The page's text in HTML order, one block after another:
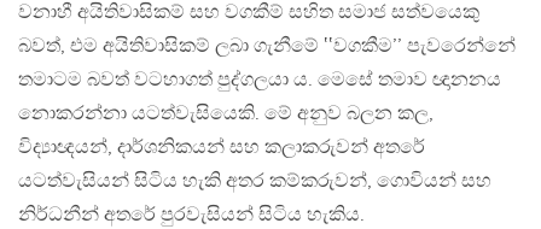
වනාහී අයිතිවාසිකම් සහ වගකීම් සහිත සමාජ සත්වයෙකු
බවත්, එම අයිතිවාසිකම් ලබා ගැනීමේ ‛‛වගකීම’’ පැවරෙන්නේ
තමාටම බවත් වටහාගත් පුද්ගලයා ය. මෙසේ තමාව ඥානනය
නොකරන්නා යටත්වැසියෙකි. මේ අනුව බලන කල,
විද්‍යාඥයන්, දාර්ශනිකයන් සහ කලාකරුවන් අතරේ
යටත්වැසියන් සිටිය හැකි අතර කම්කරුවන්, ගොවියන් සහ
නිර්ධනීන් අතරේ පුරවැසියන් සිටිය හැකිය.